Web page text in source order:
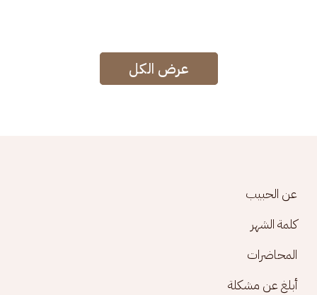
عرض الكل
Footer menu
عن الحبيب
كلمة الشهر
المحاضرات
أبلغ عن مشكلة